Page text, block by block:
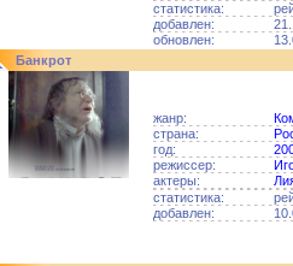
статистика:
добавлен:
обновлен:
Банкрот
жанр:
страна:
год:
режиссер:
актеры:
статистика:
добавлен: